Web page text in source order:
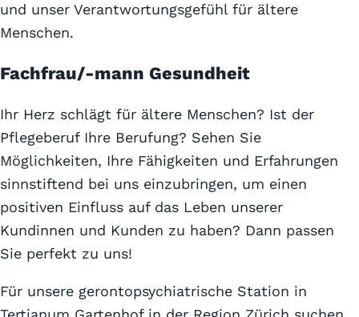
und unser Verantwortungsgefühl für ältere
Menschen.
Fachfrau/-mann Gesundheit
Ihr Herz schlägt für ältere Menschen? Ist der
Pflegeberuf Ihre Berufung? Sehen Sie
Möglichkeiten, Ihre Fähigkeiten und Erfahrungen
sinnstiftend bei uns einzubringen, um einen
positiven Einfluss auf das Leben unserer
Kundinnen und Kunden zu haben? Dann passen
Sie perfekt zu uns!
Für unsere gerontopsychiatrische Station in